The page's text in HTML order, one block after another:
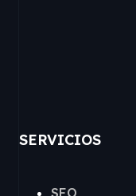
SERVICIOS
SEO